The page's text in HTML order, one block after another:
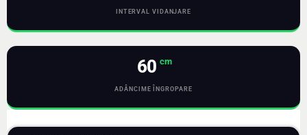
INTERVAL VIDANJARE
ADÂNCIME ÎNGROPARE
60 cm